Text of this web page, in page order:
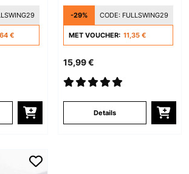
€
-29% CODE: FULLSWING29
MET VOUCHER: 11,35 €
15,99 €
Details